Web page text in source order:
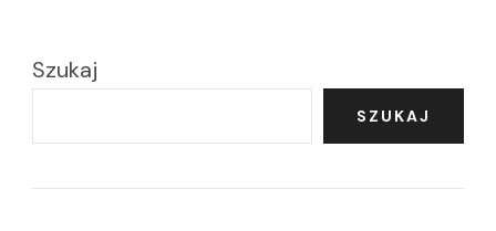
Szukaj
SZUKAJ